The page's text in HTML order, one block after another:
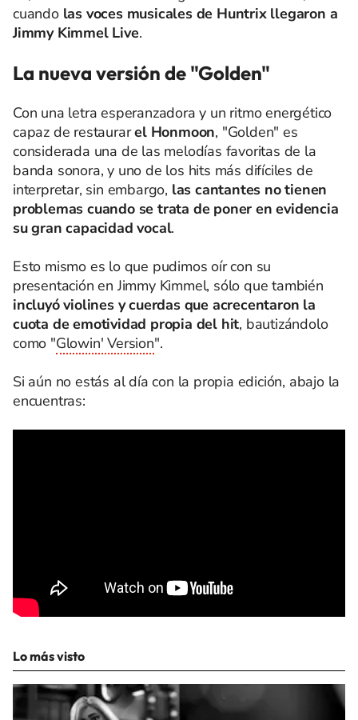
cuando las voces musicales de Huntrix llegaron a
Jimmy Kimmel Live.
La nueva versión de "Golden"
Con una letra esperanzadora y un ritmo energético
capaz de restaurarel Honmoon, "Golden" es
considerada una de las melodías favoritas de la
banda sonora, y uno de los hits más difíciles de
interpretar, sin embargo, las cantantes no tienen
problemas cuando se trata de poner en evidencia
su gran capacidad vocal.
Esto mismo es lo que pudimos oír con su
presentación en Jimmy Kimmel, sólo que también
incluyó violines y cuerdas que acrecentaron la
cuota de emotividad propia del hit, bautizándolo
como "Glowin' Version".
Si aún no estás al día con la propia edición, abajo la
encuentras:
Lo más visto